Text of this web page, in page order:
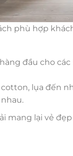
phù hợp
đầu cho
lụa đến
mang lại vẻ